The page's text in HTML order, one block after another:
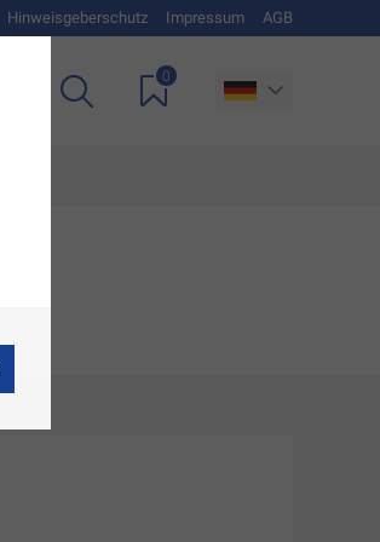
Hinweisgeberschutz Impressum AGB
0